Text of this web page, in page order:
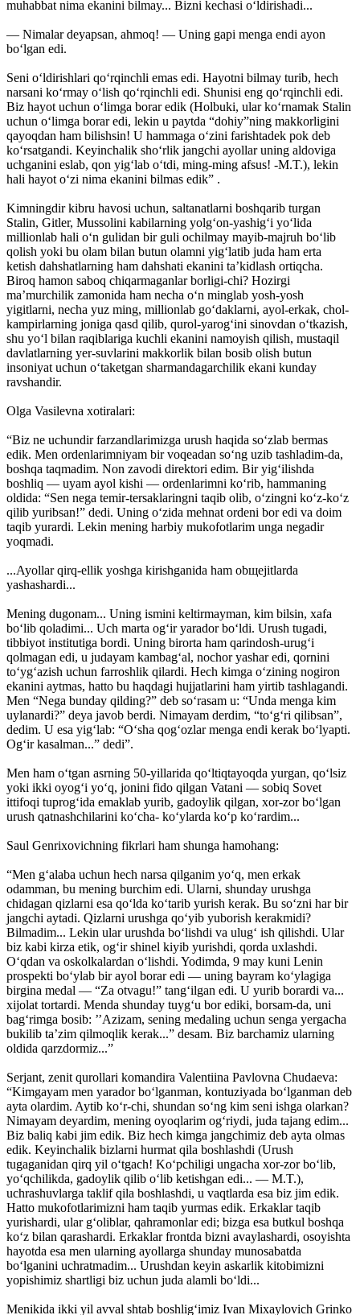
muhabbat nima ekanini bilmay... Bizni kechasi o‘ldirishadi...
— Nimalar deyapsan, ahmoq! — Uning gapi menga endi ayon
bo‘lgan edi.
Seni o‘ldirishlari qo‘rqinchli emas edi. Hayotni bilmay turib, hech
narsani ko‘rmay o‘lish qo‘rqinchli edi. Shunisi eng qo‘rqinchli edi.
Biz hayot uchun o‘limga borar edik (Holbuki, ular ko‘rnamak Stalin
uchun o‘limga borar edi, lekin u paytda “dohiy”ning makkorligini
qayoqdan ham bilishsin! U hammaga o‘zini farishtadek pok deb
ko‘rsatgandi. Keyinchalik sho‘rlik jangchi ayollar uning aldoviga
uchganini eslab, qon yig‘lab o‘tdi, ming-ming afsus! -M.T.), lekin
hali hayot o‘zi nima ekanini bilmas edik” .
Kimningdir kibru havosi uchun, saltanatlarni boshqarib turgan
Stalin, Gitler, Mussolini kabilarning yolg‘on-yashig‘i yo‘lida
millionlab hali o‘n gulidan bir guli ochilmay mayib-majruh bo‘lib
qolish yoki bu olam bilan butun olamni yig‘latib juda ham erta
ketish dahshatlarning ham dahshati ekanini ta’kidlash ortiqcha.
Biroq hamon saboq chiqarmaganlar borligi-chi? Hozirgi
ma’murchilik zamonida ham necha o‘n minglab yosh-yosh
yigitlarni, necha yuz ming, millionlab go‘daklarni, ayol-erkak, chol-
kampirlarning joniga qasd qilib, qurol-yarog‘ini sinovdan o‘tkazish,
shu yo‘l bilan raqiblariga kuchli ekanini namoyish qilish, mustaqil
davlatlarning yer-suvlarini makkorlik bilan bosib olish butun
insoniyat uchun o‘taketgan sharmandagarchilik ekani kunday
ravshandir.
Olga Vasilevna xotiralari:
“Biz ne uchundir farzandlarimizga urush haqida so‘zlab bermas
edik. Men ordenlarimniyam bir voqeadan so‘ng uzib tashladim-da,
boshqa taqmadim. Non zavodi direktori edim. Bir yig‘ilishda
boshliq — uyam ayol kishi — ordenlarimni ko‘rib, hammaning
oldida: “Sen nega temir-tersaklaringni taqib olib, o‘zingni ko‘z-ko‘z
qilib yuribsan!” dedi. Uning o‘zida mehnat ordeni bor edi va doim
taqib yurardi. Lekin mening harbiy mukofotlarim unga negadir
yoqmadi.
...Ayollar qirq-ellik yoshga kirishganida ham obщejitlarda
yashashardi...
Mening dugonam... Uning ismini keltirmayman, kim bilsin, xafa
bo‘lib qoladimi... Uch marta og‘ir yarador bo‘ldi. Urush tugadi,
tibbiyot institutiga bordi. Uning birorta ham qarindosh-urug‘i
qolmagan edi, u judayam kambag‘al, nochor yashar edi, qornini
to‘yg‘azish uchun farroshlik qilardi. Hech kimga o‘zining nogiron
ekanini aytmas, hatto bu haqdagi hujjatlarini ham yirtib tashlagandi.
Men “Nega bunday qilding?” deb so‘rasam u: “Unda menga kim
uylanardi?” deya javob berdi. Nimayam derdim, “to‘g‘ri qilibsan”,
dedim. U esa yig‘lab: “O‘sha qog‘ozlar menga endi kerak bo‘lyapti.
Og‘ir kasalman...” dedi”.
Men ham o‘tgan asrning 50-yillarida qo‘ltiqtayoqda yurgan, qo‘lsiz
yoki ikki oyog‘i yo‘q, jonini fido qilgan Vatani — sobiq Sovet
ittifoqi tuprog‘ida emaklab yurib, gadoylik qilgan, xor-zor bo‘lgan
urush qatnashchilarini ko‘cha- ko‘ylarda ko‘p ko‘rardim...
Saul Genrixovichning fikrlari ham shunga hamohang:
“Men g‘alaba uchun hech narsa qilganim yo‘q, men erkak
odamman, bu mening burchim edi. Ularni, shunday urushga
chidagan qizlarni esa qo‘lda ko‘tarib yurish kerak. Bu so‘zni har bir
jangchi aytadi. Qizlarni urushga qo‘yib yuborish kerakmidi?
Bilmadim... Lekin ular urushda bo‘lishdi va ulug‘ ish qilishdi. Ular
biz kabi kirza etik, og‘ir shinel kiyib yurishdi, qorda uxlashdi.
O‘qdan va oskolkalardan o‘lishdi. Yodimda, 9 may kuni Lenin
prospekti bo‘ylab bir ayol borar edi — uning bayram ko‘ylagiga
birgina medal — “Za otvagu!” tang‘ilgan edi. U yurib borardi va...
xijolat tortardi. Menda shunday tuyg‘u bor ediki, borsam-da, uni
bag‘rimga bosib: ’’Azizam, sening medaling uchun senga yergacha
bukilib ta’zim qilmoqlik kerak...” desam. Biz barchamiz ularning
oldida qarzdormiz...”
Serjant, zenit qurollari komandira Valentiina Pavlovna Chudaeva:
“Kimgayam men yarador bo‘lganman, kontuziyada bo‘lganman deb
ayta olardim. Aytib ko‘r-chi, shundan so‘ng kim seni ishga olarkan?
Nimayam deyardim, mening oyoqlarim og‘riydi, juda tajang edim...
Biz baliq kabi jim edik. Biz hech kimga jangchimiz deb ayta olmas
edik. Keyinchalik bizlarni hurmat qila boshlashdi (Urush
tugaganidan qirq yil o‘tgach! Ko‘pchiligi ungacha xor-zor bo‘lib,
yo‘qchilikda, gadoylik qilib o‘lib ketishgan edi... — M.T.),
uchrashuvlarga taklif qila boshlashdi, u vaqtlarda esa biz jim edik.
Hatto mukofotlarimizni ham taqib yurmas edik. Erkaklar taqib
yurishardi, ular g‘oliblar, qahramonlar edi; bizga esa butkul boshqa
ko‘z bilan qarashardi. Erkaklar frontda bizni avaylashardi, osoyishta
hayotda esa men ularning ayollarga shunday munosabatda
bo‘lganini uchratmadim... Urushdan keyin askarlik kitobimizni
yopishimiz shartligi biz uchun juda alamli bo‘ldi...
Menikida ikki yil avval shtab boshlig‘imiz Ivan Mixaylovich Grinko